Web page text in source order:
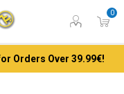
0
Orders Over 39.99€!